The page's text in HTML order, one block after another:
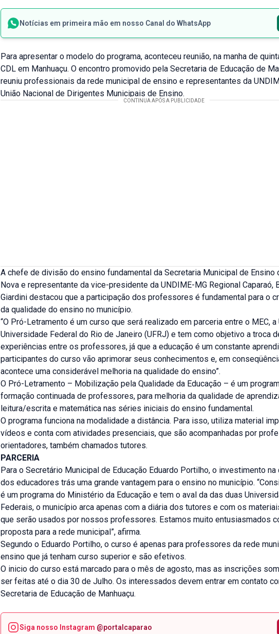
Notícias em primeira mão em nosso Canal do WhatsApp
Para apresentar o modelo do programa, aconteceu reunião, na manha de
CDL em Manhuaçu. O encontro promovido pela Secretaria de Educação de
reuniu professionais da rede municipal de ensino e representantes da
União Nacional de Dirigentes Municipais de Ensino.
A chefe de divisão do ensino fundamental da Secretaria Municipal de Ensino
Nova e representante da vice-presidente da UNDIME-MG Regional Caparaó,
Giardini destacou que a participação dos professores é fundamental para o
da qualidade do ensino no município.
“O Pró-Letramento é um curso que será realizado em parceria entre o MEC, a
Universidade Federal do Rio de Janeiro (UFRJ) e tem como objetivo a troca
experiências entre os professores, já que a educação é um constante
participantes do curso vão aprimorar seus conhecimentos e, em
acontece uma considerável melhoria na qualidade do ensino”.
O Pró-Letramento – Mobilização pela Qualidade da Educação – é um
formação continuada de professores, para melhoria da qualidade de
leitura/escrita e matemática nas séries iniciais do ensino fundamental.
O programa funciona na modalidade a distância. Para isso, utiliza material
vídeos e conta com atividades presenciais, que são acompanhadas por
orientadores, também chamados tutores.
PARCERIA
Para o Secretário Municipal de Educação Eduardo Portilho, o investimento na
dos educadores trás uma grande vantagem para o ensino no município.
é um programa do Ministério da Educação e tem o aval da das duas
Federais, o município arca apenas com a diária dos tutores e com os
que serão usados por nossos professores. Estamos muito entusiasmados
proposta para a rede municipal”, afirma.
Segundo o Eduardo Portilho, o curso é apenas para professores da rede
ensino que já tenham curso superior e são efetivos.
O inicio do curso está marcado para o mês de agosto, mas as inscrições
ser feitas até o dia 30 de Julho. Os interessados devem entrar em contato
Secretaria de Educação de Manhuaçu.
Siga nosso Instagram @portalcaparao